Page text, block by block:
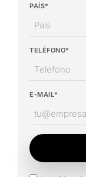
PAÍS*
TELÉFONO*
E-MAIL*